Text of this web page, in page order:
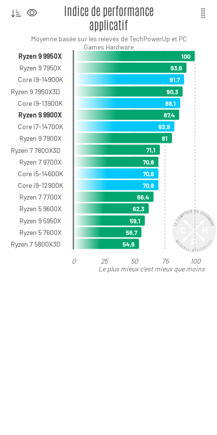
Le plus mieux c'est mieux que moins
Indice de performance
applicatif
Moyenne basée sur les relevés de TechPowerUp et PC
Games Hardware
0 25 50 75 100
Ryzen 9 9950X
Ryzen 9 7950X
Core i9-14900K
Ryzen 9 7950X3D
Core i9-13900K
Ryzen 9 9900X
Core i7-14700K
Ryzen 9 7900X
Ryzen 7 7800X3D
Ryzen 7 9700X
Core i5-14600K
Core i9-12900K
Ryzen 7 7700X
Ryzen 5 9600X
Ryzen 9 5950X
Ryzen 5 7600X
Ryzen 7 5800X3D
100
93,6
91,7
90,3
88,1
87,4
83,9
81
71,1
70,8
70,6
70,9
66,4
62,3
59,1
56,7
54,6